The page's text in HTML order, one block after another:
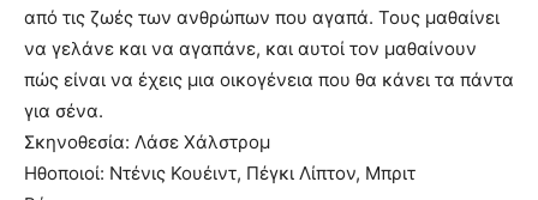
από τις ζωές των ανθρώπων που αγαπά. Τους μαθαίνει
να γελάνε και να αγαπάνε, και αυτοί τον μαθαίνουν
πώς είναι να έχεις μια οικογένεια που θα κάνει τα πάντα
για σένα.
Σκηνοθεσία: Λάσε Χάλστρομ
Ηθοποιοί: Ντένις Κουέιντ, Πέγκι Λίπτον, Μπριτ